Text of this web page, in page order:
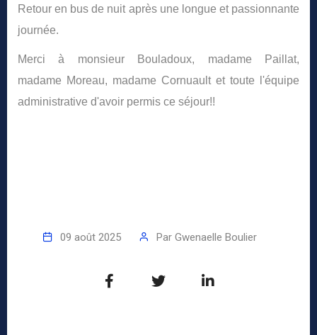
Retour en bus de nuit après une longue et passionnante
journée.
Merci à monsieur Bouladoux, madame Paillat,
madame Moreau, madame Cornuault et toute l'équipe
administrative d'avoir permis ce séjour!!
09 août 2025 Par Gwenaelle Boulier